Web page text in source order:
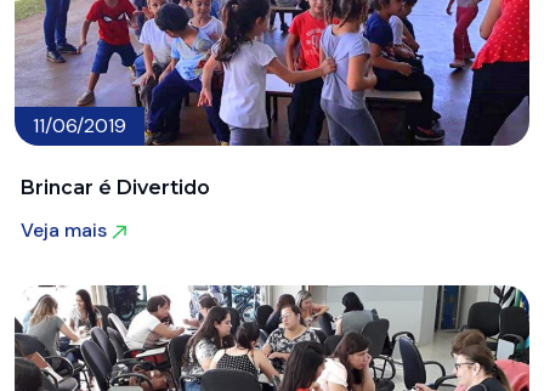
11/06/2019
Brincar é Divertido
Veja mais